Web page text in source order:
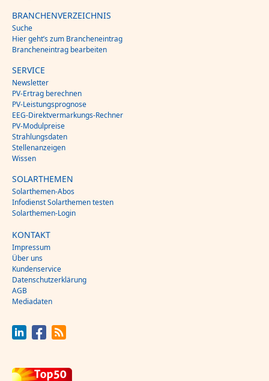
BRANCHENVERZEICHNIS
Suche
Hier geht’s zum Brancheneintrag
Brancheneintrag bearbeiten
SERVICE
Newsletter
PV-Ertrag berechnen
PV-Leistungsprognose
EEG-Direktvermarkungs-Rechner
PV-Modulpreise
Strahlungsdaten
Stellenanzeigen
Wissen
SOLARTHEMEN
Solarthemen-Abos
Infodienst Solarthemen testen
Solarthemen-Login
KONTAKT
Impressum
Über uns
Kundenservice
Datenschutzerklärung
AGB
Mediadaten